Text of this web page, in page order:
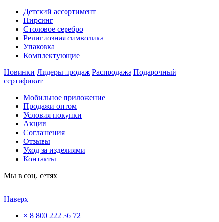
Детский ассортимент
Пирсинг
Столовое серебро
Религиозная символика
Упаковка
Комплектующие
Новинки Лидеры продаж Распродажа Подарочный
сертификат
Мобильное приложение
Продажи оптом
Условия покупки
Акции
Соглашения
Отзывы
Уход за изделиями
Контакты
Мы в соц. сетях
Наверх
× 8 800 222 36 72